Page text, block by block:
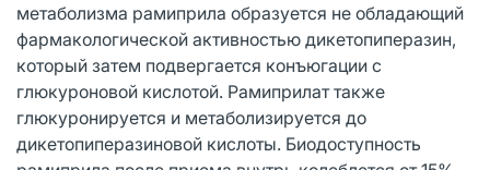
метаболизма рамиприла образуется не обладающий
фармакологической активностью дикетопиперазин,
который затем подвергается конъюгации с
глюкуроновой кислотой. Рамиприлат также
глюкуронируется и метаболизируется до
дикетопиперазиновой кислоты. Биодоступность